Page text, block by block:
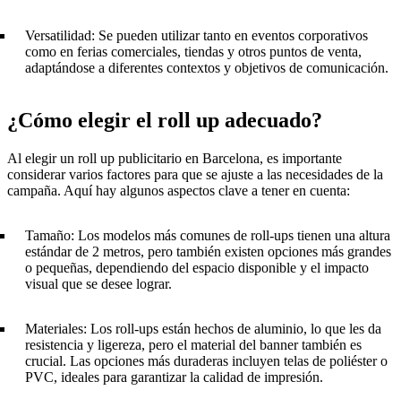
Versatilidad: Se pueden utilizar tanto en eventos corporativos
como en ferias comerciales, tiendas y otros puntos de venta,
adaptándose a diferentes contextos y objetivos de comunicación.
¿Cómo elegir el roll up adecuado?
Al elegir un roll up publicitario en Barcelona, es importante
considerar varios factores para que se ajuste a las necesidades de la
campaña. Aquí hay algunos aspectos clave a tener en cuenta:
Tamaño: Los modelos más comunes de roll-ups tienen una altura
estándar de 2 metros, pero también existen opciones más grandes
o pequeñas, dependiendo del espacio disponible y el impacto
visual que se desee lograr.
Materiales: Los roll-ups están hechos de aluminio, lo que les da
resistencia y ligereza, pero el material del banner también es
crucial. Las opciones más duraderas incluyen telas de poliéster o
PVC, ideales para garantizar la calidad de impresión.